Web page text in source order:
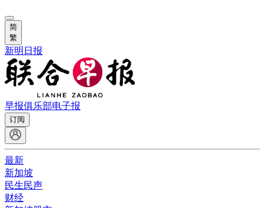
简
繁
新明日报
早报俱乐部电子报
订阅
最新
新加坡
民生民声
财经